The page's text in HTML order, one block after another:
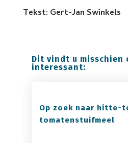
Tekst: Gert-Jan Swinkels
Dit vindt u misschien
interessant:
Op zoek naar hitte-
tomatenstuifmeel